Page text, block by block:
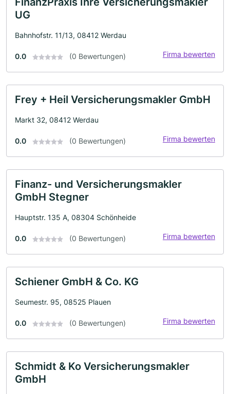
UG
Bahnhofstr. 11/13, 08412 Werdau
0.0 (0 Bewertungen) Firma bewerten
Frey + Heil Versicherungsmakler GmbH
Markt 32, 08412 Werdau
0.0 (0 Bewertungen) Firma bewerten
Finanz- und Versicherungsmakler
GmbH Stegner
Hauptstr. 135 A, 08304 Schönheide
0.0 (0 Bewertungen) Firma bewerten
Schiener GmbH & Co. KG
Seumestr. 95, 08525 Plauen
0.0 (0 Bewertungen) Firma bewerten
Schmidt & Ko Versicherungsmakler
GmbH